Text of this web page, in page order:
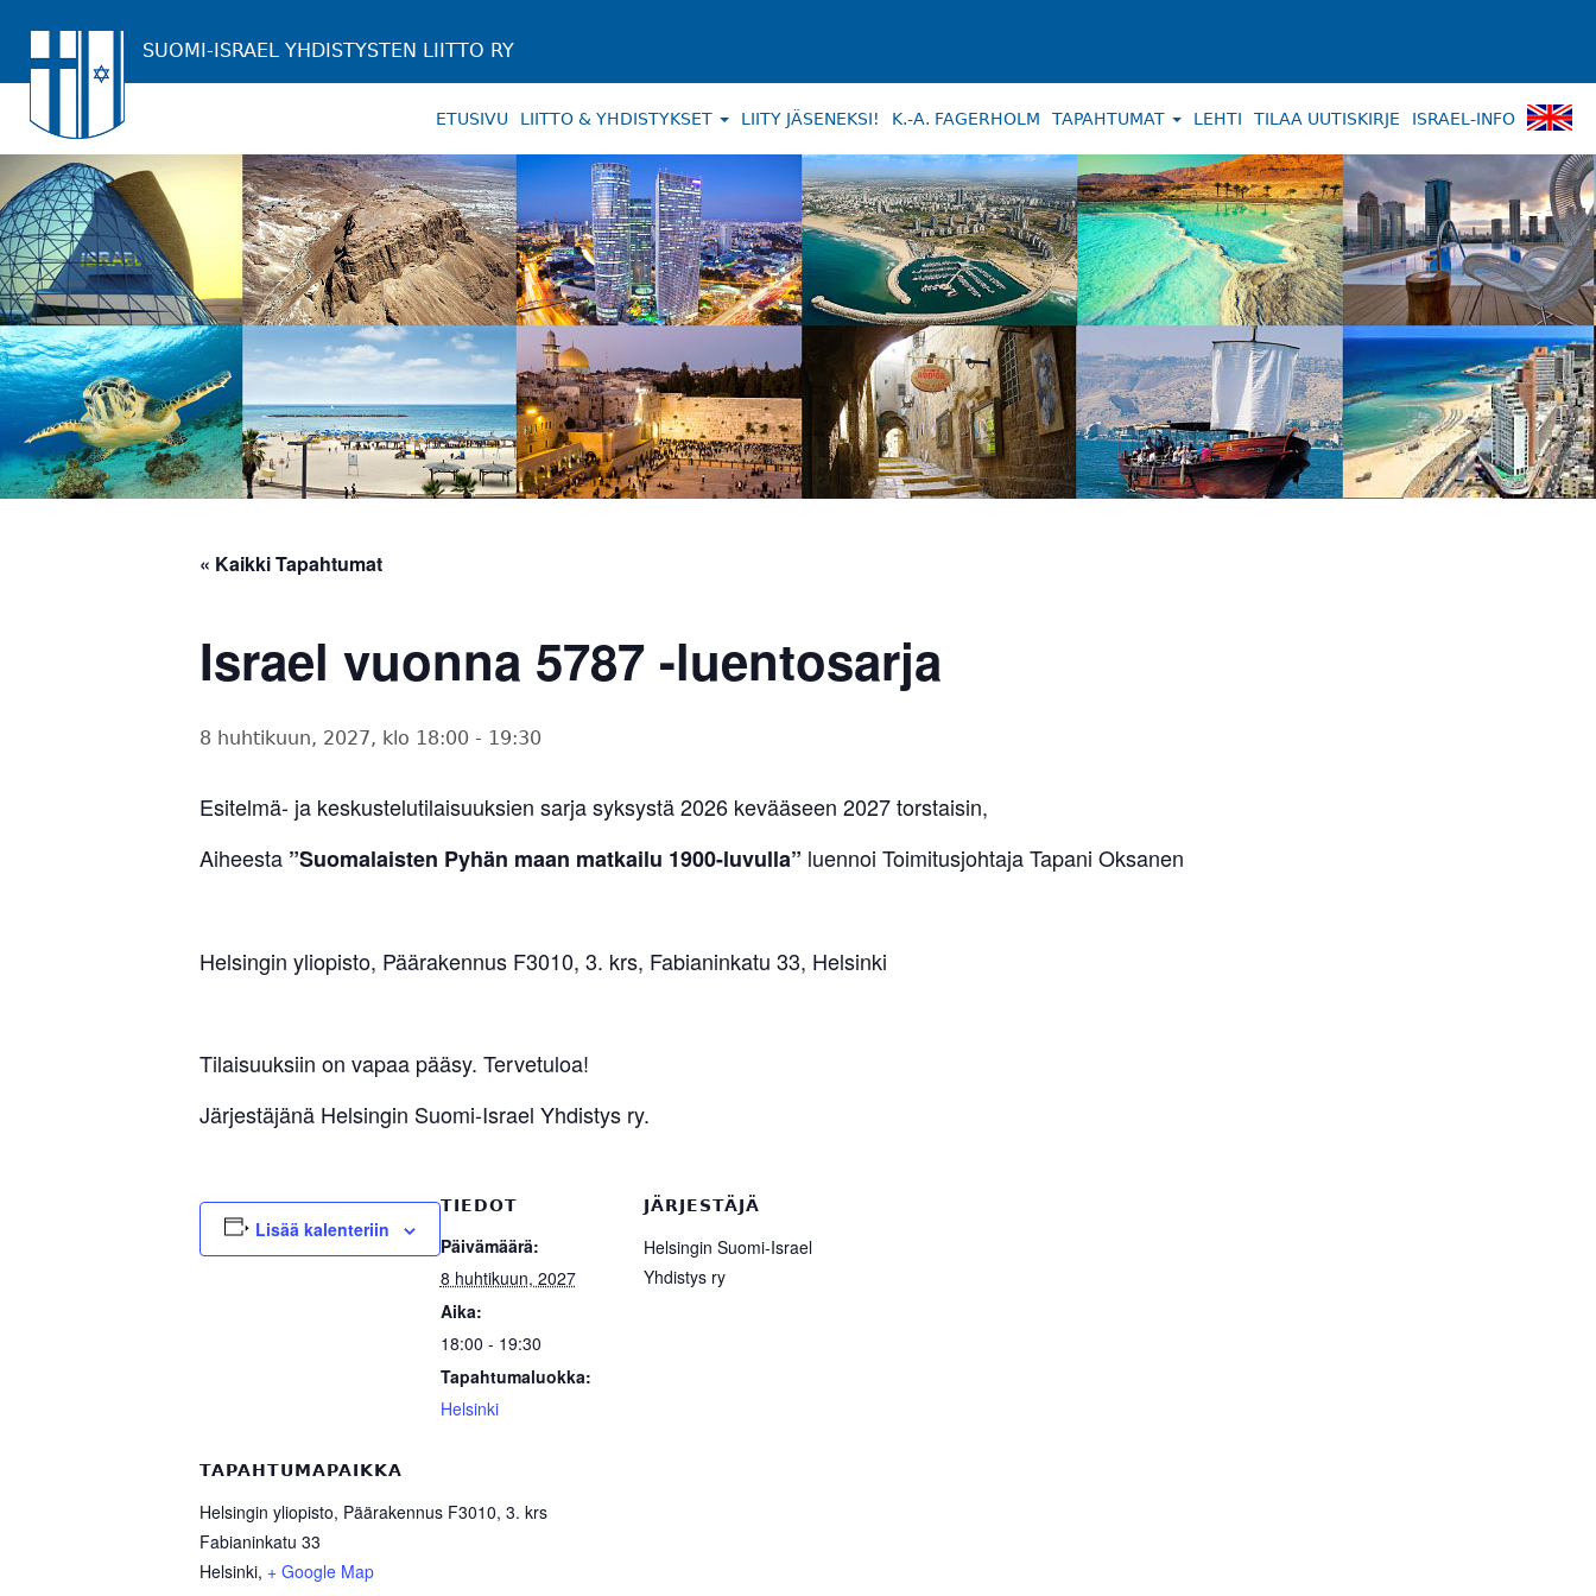
SUOMI-ISRAEL YHDISTYSTEN LIITTO RY
ETUSIVU LIITTO & YHDISTYKSET LIITY JÄSENEKSI! K.-A. FAGERHOLM TAPAHTUMAT LEHTI TILAA UUTISKIRJE ISRAEL-INFO
« Kaikki Tapahtumat
Israel vuonna 5787 -luentosarja
8 huhtikuun, 2027, klo 18:00 - 19:30
Esitelmä- ja keskustelutilaisuuksien sarja syksystä 2026 kevääseen 2027 torstaisin,
Aiheesta ”Suomalaisten Pyhän maan matkailu 1900-luvulla” luennoi Toimitusjohtaja Tapani Oksanen
Helsingin yliopisto, Päärakennus F3010, 3. krs, Fabianinkatu 33, Helsinki
Tilaisuuksiin on vapaa pääsy. Tervetuloa!
Järjestäjänä Helsingin Suomi-Israel Yhdistys ry.
Lisää kalenteriin
TIEDOT
Päivämäärä:
8 huhtikuun, 2027
Aika:
18:00 - 19:30
Tapahtumaluokka:
Helsinki
JÄRJESTÄJÄ
Helsingin Suomi-Israel
Yhdistys ry
TAPAHTUMAPAIKKA
Helsingin yliopisto, Päärakennus F3010, 3. krs
Fabianinkatu 33
Helsinki, + Google Map